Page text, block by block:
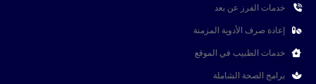
خدمات الفرز عن بعد
إعادة صرف الأدوية المزمنة
خدمات الطبيب في الموقع
برامج الصحة الشاملة